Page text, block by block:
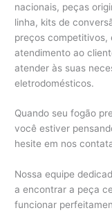
nacionais, peças
linha, kits de
preços competitivos,
atendimento ao
atender às suas
eletrodomésticos.
Quando seu fogão
você estiver
hesite em nos
Nossa equipe
a encontrar a peça
funcionar